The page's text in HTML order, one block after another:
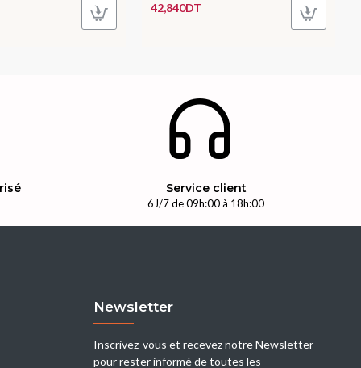
42,840DT
Service client
6J/7 de 09h:00 à 18h:00
Newsletter
Inscrivez-vous et recevez notre Newsletter
pour rester informé de toutes les